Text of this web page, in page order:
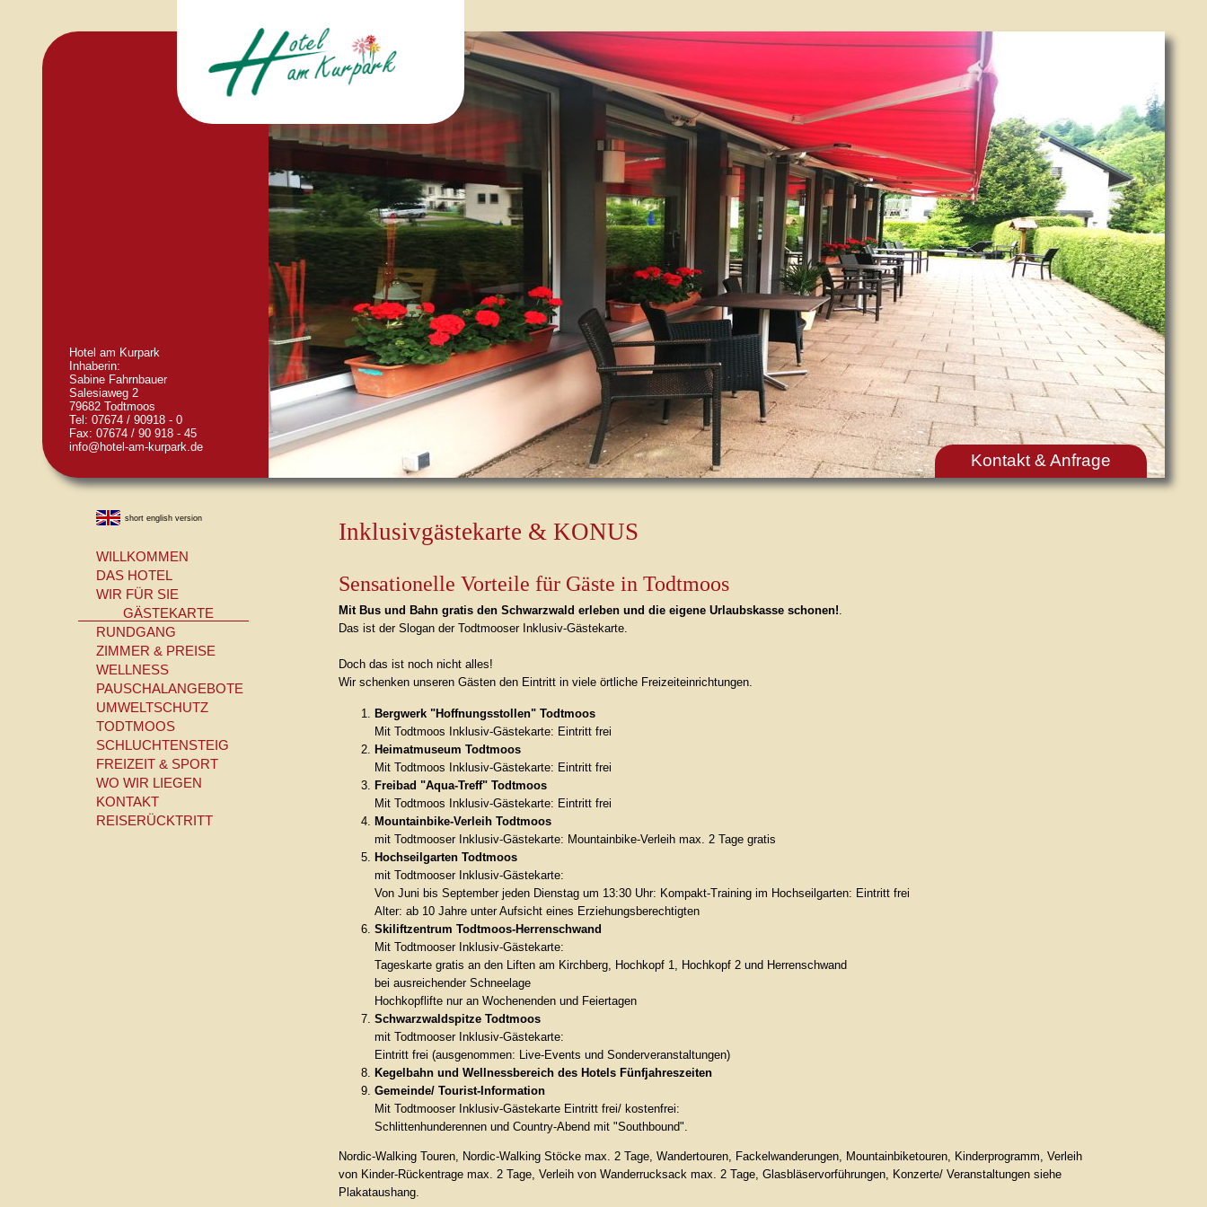
Hotel am Kurpark
Inhaberin:
Sabine Fahrnbauer
Salesiaweg 2
79682 Todtmoos
Tel: 07674 / 90918 - 0
Fax: 07674 / 90 918 - 45
info@hotel-am-kurpark.de
Kontakt & Anfrage
short english version
WILLKOMMEN
DAS HOTEL
WIR FÜR SIE
GÄSTEKARTE
RUNDGANG
ZIMMER & PREISE
WELLNESS
PAUSCHALANGEBOTE
UMWELTSCHUTZ
TODTMOOS
SCHLUCHTENSTEIG
FREIZEIT & SPORT
WO WIR LIEGEN
KONTAKT
REISERÜCKTRITT
Inklusivgästekarte & KONUS
Sensationelle Vorteile für Gäste in Todtmoos
Mit Bus und Bahn gratis den Schwarzwald erleben und die eigene Urlaubskasse schonen!
Das ist der Slogan der Todtmooser Inklusiv-Gästekarte.
Doch das ist noch nicht alles!
Wir schenken unseren Gästen den Eintritt in viele örtliche Freizeiteinrichtungen.
Bergwerk "Hoffnungsstollen" Todtmoos
Mit Todtmoos Inklusiv-Gästekarte: Eintritt frei
Heimatmuseum Todtmoos
Mit Todtmoos Inklusiv-Gästekarte: Eintritt frei
Freibad "Aqua-Treff" Todtmoos
Mit Todtmoos Inklusiv-Gästekarte: Eintritt frei
Mountainbike-Verleih Todtmoos
mit Todtmooser Inklusiv-Gästekarte: Mountainbike-Verleih max. 2 Tage gratis
Hochseilgarten Todtmoos
mit Todtmooser Inklusiv-Gästekarte:
Von Juni bis September jeden Dienstag um 13:30 Uhr: Kompakt-Training im Hochseilgarten: Eintritt frei
Alter: ab 10 Jahre unter Aufsicht eines Erziehungsberechtigten
Skiliftzentrum Todtmoos-Herrenschwand
Mit Todtmooser Inklusiv-Gästekarte:
Tageskarte gratis an den Liften am Kirchberg, Hochkopf 1, Hochkopf 2 und Herrenschwand
bei ausreichender Schneelage
Hochkopflifte nur an Wochenenden und Feiertagen
Schwarzwaldspitze Todtmoos
mit Todtmooser Inklusiv-Gästekarte:
Eintritt frei (ausgenommen: Live-Events und Sonderveranstaltungen)
Kegelbahn und Wellnessbereich des Hotels Fünfjahreszeiten
Gemeinde/ Tourist-Information
Mit Todtmooser Inklusiv-Gästekarte Eintritt frei/ kostenfrei:
Schlittenhunderennen und Country-Abend mit "Southbound".
Nordic-Walking Touren, Nordic-Walking Stöcke max. 2 Tage, Wandertouren, Fackelwanderungen, Mountainbiketouren, Kinderprogramm, Verleih
von Kinder-Rückentrage max. 2 Tage, Verleih von Wanderrucksack max. 2 Tage, Glasbläservorführungen, Konzerte/ Veranstaltungen siehe
Plakataushang.